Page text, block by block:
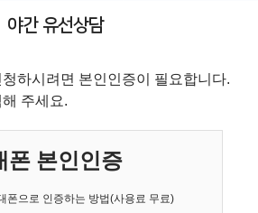
야간 유선상담
하시려면 본인인증이 필요합니다.
주세요.
폰 본인인증
폰으로 인증하는 방법(사용료 무료)